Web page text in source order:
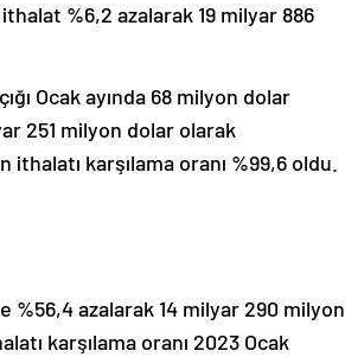
%6,2 azalarak 19 milyar 886
Ocak ayında 68 milyon dolar
251 milyon dolar olarak
karşılama oranı %99,6 oldu.
%56,4 azalarak 14 milyar 290 milyon
karşılama oranı 2023 Ocak